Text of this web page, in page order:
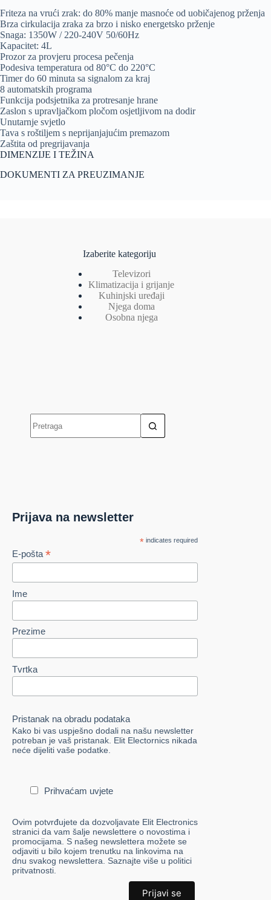
Friteza na vrući zrak: do 80% manje masnoće od uobičajenog prženja
Brza cirkulacija zraka za brzo i nisko energetsko prženje
Snaga: 1350W / 220-240V 50/60Hz
Kapacitet: 4L
Prozor za provjeru procesa pečenja
Podesiva temperatura od 80°C do 220°C
Timer do 60 minuta sa signalom za kraj
8 automatskih programa
Funkcija podsjetnika za protresanje hrane
Zaslon s upravljačkom pločom osjetljivom na dodir
Unutarnje svjetlo
Tava s roštiljem s neprijanjajućim premazom
Zaštita od pregrijavanja
DIMENZIJE I TEŽINA
DOKUMENTI ZA PREUZIMANJE
Izaberite kategoriju
Televizori
Klimatizacija i grijanje
Kuhinjski uređaji
Njega doma
Osobna njega
Prijava na newsletter
* indicates required
E-pošta *
Ime
Prezime
Tvrtka
Pristanak na obradu podataka
Kako bi vas uspješno dodali na našu newsletter
potreban je vaš pristanak. Elit Electornics nikada
neće dijeliti vaše podatke.
Prihvaćam uvjete
Ovim potvrđujete da dozvoljavate Elit Electronics
stranici da vam šalje newslettere o novostima i
promocijama. S našeg newslettera možete se
odjaviti u bilo kojem trenutku na linkovima na
dnu svakog newslettera. Saznajte više u politici
pritvatnosti.